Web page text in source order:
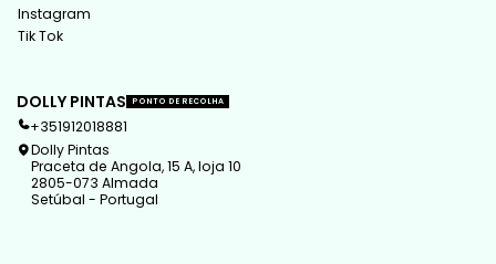
Instagram
Tik Tok
DOLLY PINTAS PONTO DE RECOLHA
+351912018881
Dolly Pintas
Praceta de Angola, 15 A, loja 10
2805-073 Almada
Setúbal - Portugal